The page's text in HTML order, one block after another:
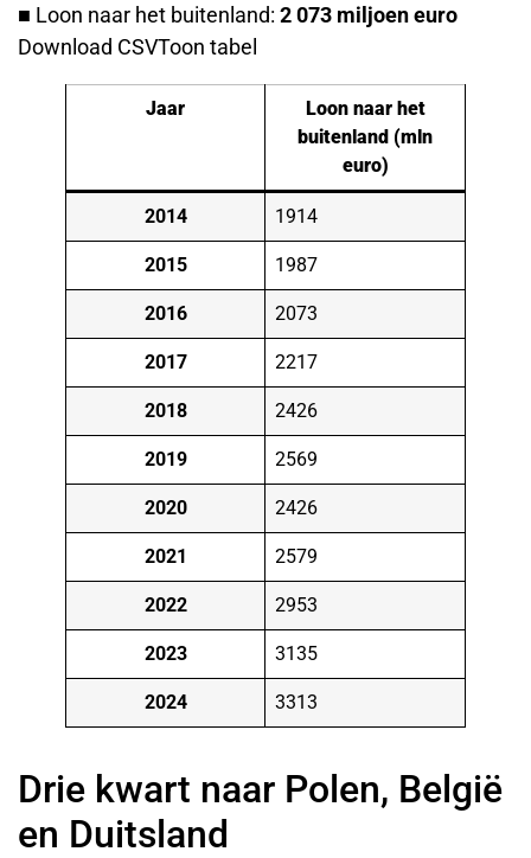
■ Loon naar het buitenland: 2 073 miljoen euro
Download CSVToon tabel
Jaar
Loon naar het
buitenland (mln
euro)
2014 1914
2015 1987
2016 2073
2017 2217
2018 2426
2019 2569
2020 2426
2021 2579
2022 2953
2023 3135
2024 3313
Drie kwart naar Polen, België
en Duitsland